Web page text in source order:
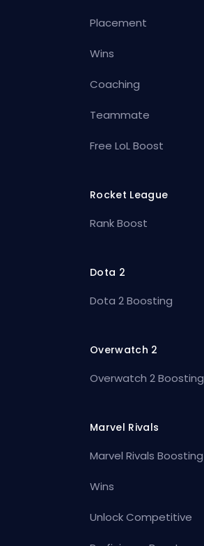
Placement
Wins
Coaching
Teammate
Free LoL Boost
Rocket League
Rank Boost
Dota 2
Dota 2 Boosting
Overwatch 2
Overwatch 2 Boosting
Marvel Rivals
Marvel Rivals Boosting
Wins
Unlock Competitive